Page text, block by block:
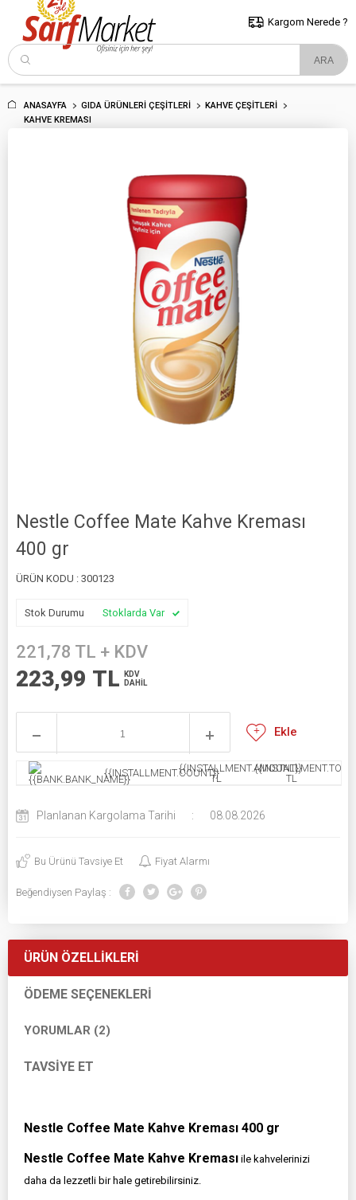
5000 TL ve Üzeri Alışverişlerde İstanbul İçi Kargo Bedava!
ve Trakya İçin Tıklayın..
Kargom Nerede ?
ANASAYFA GIDA ÜRÜNLERI ÇEŞITLERI
KAHVE ÇEŞITLERI
KAHVE KREMASI
Nestle Coffee Mate Kahve Kreması
400 gr
ÜRÜN KODU : 300123
Stok Durumu Stoklarda Var
221,78 TL + KDV
223,99 TL
KDV
DAHİL
Ekle
{{INSTALLMENT.COUNT}}{{INSTALLMENT.AMOUNT}}
TL
TL
Planlanan Kargolama Tarihi : 08.08.2026
Bu Ürünü Tavsiye Et Fiyat Alarmı
Beğendiysen Paylaş :
ÜRÜN ÖZELLIKLERI
ÖDEME SEÇENEKLERI
YORUMLAR (2)
TAVSIYE ET
Nestle Coffee Mate Kahve Kreması 400 gr
Nestle Coffee Mate Kahve Kreması ile kahvelerinizi
daha da lezzetli bir hale getirebilirsiniz.